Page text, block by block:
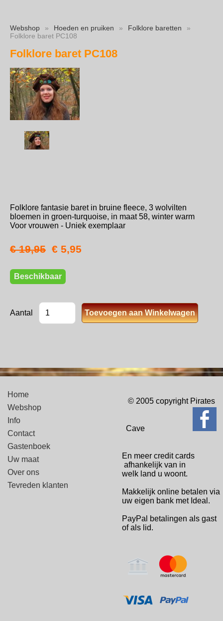
Webshop » Hoeden en pruiken » Folklore baretten
»
Folklore baret PC108
Folklore baret PC108
Folklore fantasie baret in bruine fleece, 3 wolvilten
bloemen in groen-turquoise, in maat 58, winter warm
Voor vrouwen - Uniek exemplaar
€ 19,95 € 5,95
Beschikbaar
Aantal
Home
Webshop
Info
Contact
Gastenboek
Uw maat
Over ons
Tevreden klanten
© 2005 copyright Pirates
Cave
En meer credit cards
afhankelijk van in
welk land u woont.
Makkelijk online betalen via
uw eigen bank met Ideal.
PayPal betalingen als gast
of als lid.